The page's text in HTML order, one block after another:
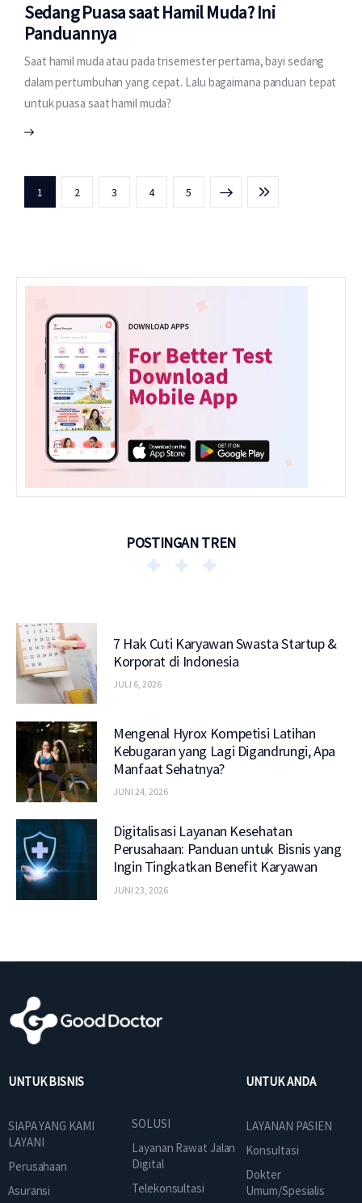
Sedang Puasa saat Hamil Muda? Ini
Panduannya
Saat hamil muda atau pada trisemester pertama, bayi sedang
dalam pertumbuhan yang cepat. Lalu bagaimana panduan tepat
untuk puasa saat hamil muda?
1 2 3 4 5
NEXT LAST
POSTINGAN TREN
7 Hak Cuti Karyawan Swasta Startup &
Korporat di Indonesia
JULI 6, 2026
Mengenal Hyrox Kompetisi Latihan
Kebugaran yang Lagi Digandrungi, Apa
Manfaat Sehatnya?
JUNI 24, 2026
Digitalisasi Layanan Kesehatan
Perusahaan: Panduan untuk Bisnis yang
Ingin Tingkatkan Benefit Karyawan
JUNI 23, 2026
UNTUK BISNIS
SIAPA YANG KAMI
LAYANI
Perusahaan
Asuransi
SOLUSI
Layanan Rawat Jalan
Digital
Telekonsultasi
UNTUK ANDA
LAYANAN PASIEN
Konsultasi
Dokter
Umum/Spesialis